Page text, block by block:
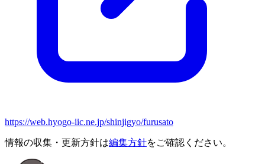
https://web.hyogo-iic.ne.jp/shinjigyo/furusato
情報の収集・更新方針は編集方針をご確認ください。